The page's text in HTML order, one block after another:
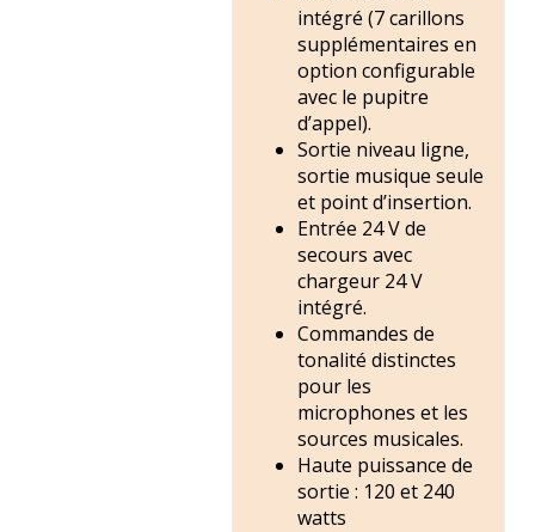
intégré (7 carillons
supplémentaires en
option configurable
avec le pupitre
d’appel).
Sortie niveau ligne,
sortie musique seule
et point d’insertion.
Entrée 24 V de
secours avec
chargeur 24 V
intégré.
Commandes de
tonalité distinctes
pour les
microphones et les
sources musicales.
Haute puissance de
sortie : 120 et 240
watts